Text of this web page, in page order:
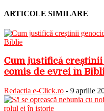
ARTICOLE SIMILARE
Cum justifică
comis de evrei în
Redactia e-Click.ro - 9 aprilie